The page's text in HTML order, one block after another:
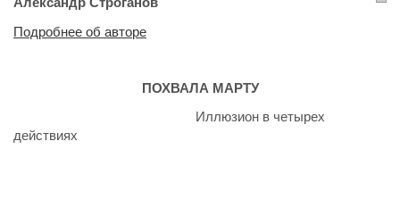
Подробнее об авторе
ПОХВАЛА МАРТУ
Иллюзион в четырех
действиях